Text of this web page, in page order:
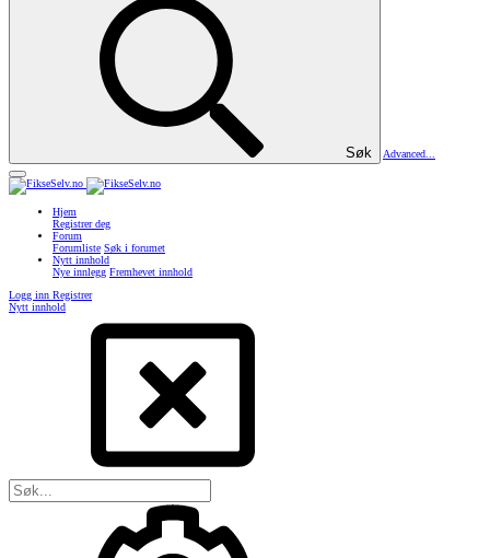
Søk Advanced...
Hjem
Registrer deg
Forum
Forumliste Søk i forumet
Nytt innhold
Nye innlegg Fremhevet innhold
Logg inn Registrer
Nytt innhold